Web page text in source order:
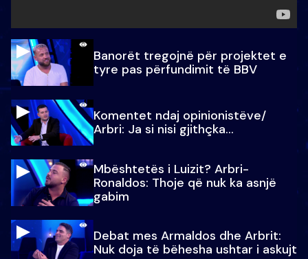
Banorët tregojnë për projektet e
tyre pas përfundimit të BBV
Komentet ndaj opinionistëve/
Arbri: Ja si nisi gjithçka…
Mbështetës i Luizit? Arbri-
Ronaldos: Thoje që nuk ka asnjë
gabim
Debat mes Armaldos dhe Arbrit:
Nuk doja të bëhesha ushtar i askujt